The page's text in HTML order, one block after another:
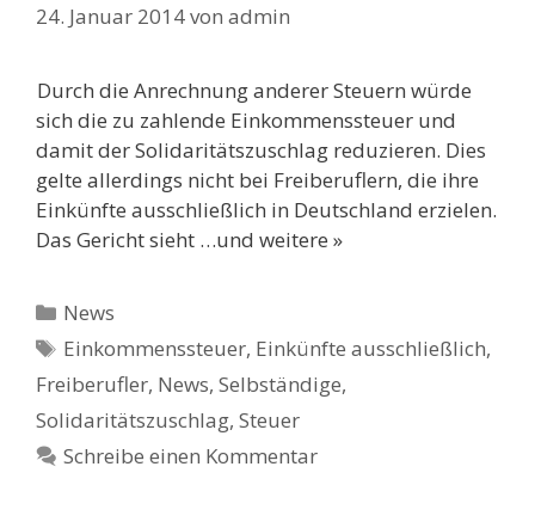
24. Januar 2014von admin
Durch die Anrechnung anderer Steuern würde
sich die zu zahlende Einkommenssteuer und
damit der Solidaritätszuschlag reduzieren. Dies
gelte allerdings nicht bei Freiberuflern, die ihre
Einkünfte ausschließlich in Deutschland erzielen.
Das Gericht sieht …und weitere »
Kategorien
News
Schlagwörter
Einkommenssteuer, Einkünfte ausschließlich,
Freiberufler, News, Selbständige,
Solidaritätszuschlag, Steuer
Schreibe einen Kommentar